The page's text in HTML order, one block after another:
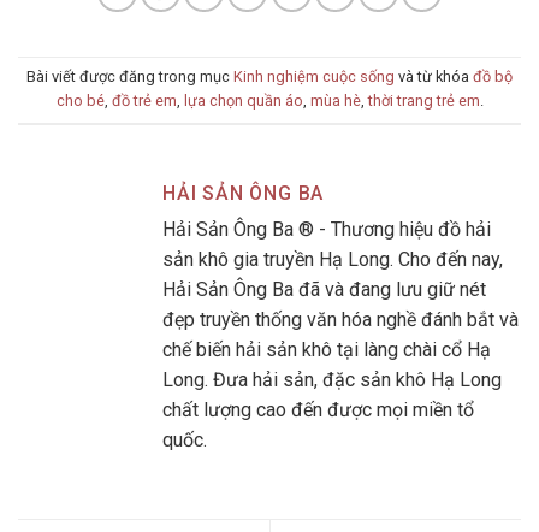
Bài viết được đăng trong mục Kinh nghiệm cuộc sống và từ khóa đồ bộ
cho bé, đồ trẻ em, lựa chọn quần áo, mùa hè,thời trang trẻ em.
HẢI SẢN ÔNG BA
Hải Sản Ông Ba ® - Thương hiệu đồ hải
sản khô gia truyền Hạ Long. Cho đến nay,
Hải Sản Ông Ba đã và đang lưu giữ nét
đẹp truyền thống văn hóa nghề đánh bắt và
chế biến hải sản khô tại làng chài cổ Hạ
Long. Đưa hải sản, đặc sản khô Hạ Long
chất lượng cao đến được mọi miền tổ
quốc.